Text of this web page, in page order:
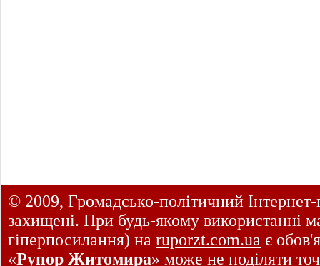
© 2009, Громадсько-політичний
захищені. При будь-якому використанні
гіперпосилання) на ruporzt.com.ua є
«Рупор Житомира» може не поділяти